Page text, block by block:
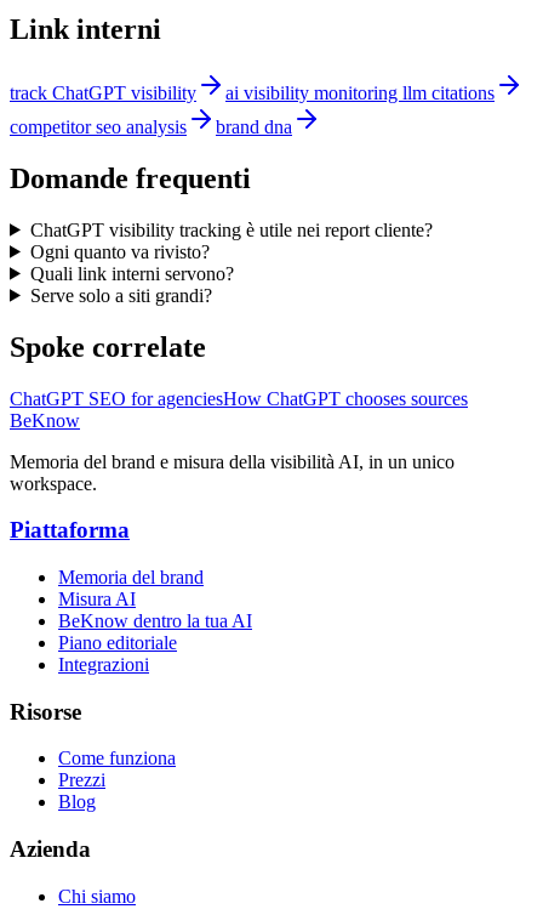
Link interni
track ChatGPT visibility
ai visibility monitoring llm citations
competitor seo analysis
brand dna
Domande frequenti
ChatGPT visibility tracking è utile nei report cliente?
Ogni quanto va rivisto?
Quali link interni servono?
Serve solo a siti grandi?
Spoke correlate
ChatGPT SEO for agenciesHow ChatGPT chooses sources
BeKnow
Memoria del brand e misura della visibilità AI, in un unico
workspace.
Piattaforma
Memoria del brand
Misura AI
BeKnow dentro la tua AI
Piano editoriale
Integrazioni
Risorse
Come funziona
Prezzi
Blog
Azienda
Chi siamo